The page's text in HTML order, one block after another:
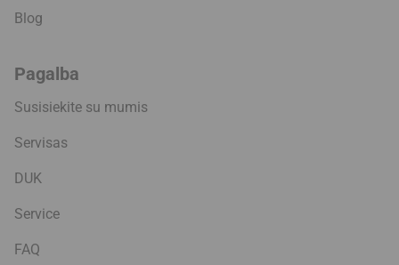
Blog
Pagalba
Susisiekite su mumis
Servisas
DUK
Service
FAQ